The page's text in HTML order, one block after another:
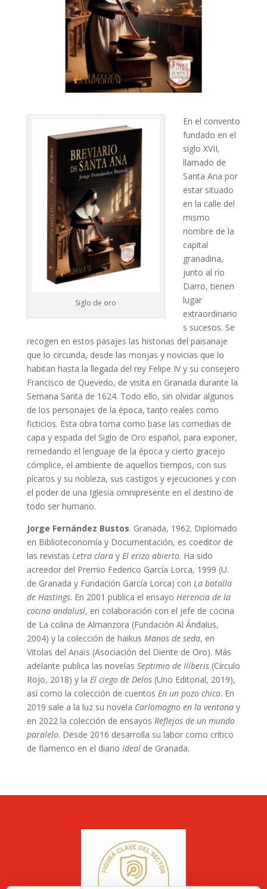
Siglo de oro
En el convento
fundado en el
siglo XVII,
llamado de
Santa Ana por
estar situado
en la calle del
mismo
nombre de la
capital
granadina,
junto al río
Darro, tienen
lugar
extraordinario
s sucesos. Se
recogen en estos pasajes las historias del paisanaje
que lo circunda, desde las monjas y novicias que lo
habitan hasta la llegada del rey Felipe IV y su consejero
Francisco de Quevedo, de visita en Granada durante la
Semana Santa de 1624. Todo ello, sin olvidar algunos
de los personajes de la época, tanto reales como
ficticios. Esta obra toma como base las comedias de
capa y espada del Siglo de Oro español, para exponer,
remedando el lenguaje de la época y cierto gracejo
cómplice, el ambiente de aquellos tiempos, con sus
pícaros y su nobleza, sus castigos y ejecuciones y con
el poder de una Iglesia omnipresente en el destino de
todo ser humano.
Jorge Fernández Bustos. Granada, 1962. Diplomado
en Biblioteconomía y Documentación, es coeditor de
las revistas Letra claray El erizo abierto. Ha sido
acreedor del Premio Federico García Lorca, 1999 (U.
de Granada y Fundación García Lorca) con La batalla
de Hastings. En 2001 publica el ensayo Herencia de la
cocina andalusí, en colaboración con el jefe de cocina
de La colina de Almanzora (Fundación Al Ándalus,
2004) y la colección de haikus Manos de seda, en
Vitolas del Anaïs (Asociación del Diente de Oro). Más
adelante publica las novelas Septimio de Ilíberis(Círculo
Rojo, 2018) y la El ciego de Delos(Uno Editorial, 2019),
así como la colección de cuentos En un pozo chico. En
2019 sale a la luz su novela Carlomagno en la ventanay
en 2022 la colección de ensayos Reflejos de un mundo
paralelo. Desde 2016 desarrolla su labor como crítico
de flamenco en el diario Idealde Granada.